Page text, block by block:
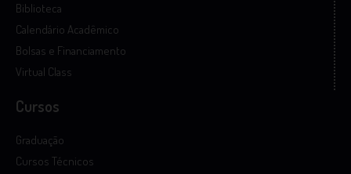
Biblioteca
Calendário Acadêmico
Bolsas e Financiamento
Virtual Class
Cursos
Graduação
Cursos Técnicos